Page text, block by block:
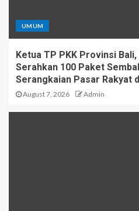
UMUM
Ketua TP PKK Provinsi
Serahkan 100 Paket
Serangkaian Pasar Rakyat
August 7, 2026 Admin